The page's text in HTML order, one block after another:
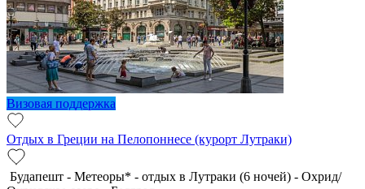
Визовая поддержка
Отдых в Греции на Пелопоннесе (курорт Лутраки)
Будапешт - Метеоры* - отдых в Лутраки (6 ночей) - Охрид/